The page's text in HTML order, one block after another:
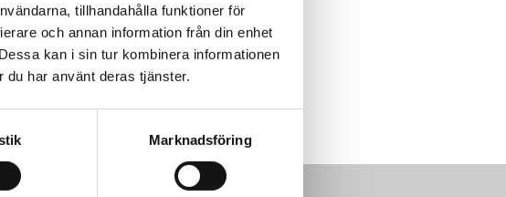
tillhandahålla funktioner för
och annan information från din enhet
kan i sin tur kombinera informationen
du har använt deras tjänster.
Marknadsföring